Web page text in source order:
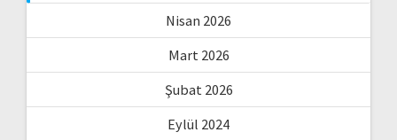
Nisan 2026
Mart 2026
Şubat 2026
Eylül 2024